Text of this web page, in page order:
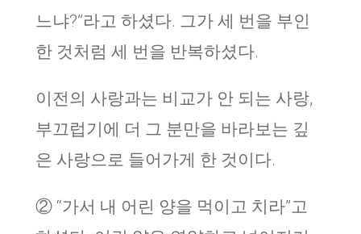
느냐?”라고 하셨다. 그가 세 번을 부인
한 것처럼 세 번을 반복하셨다.
이전의 사랑과는 비교가 안 되는 사랑,
부끄럽기에 더 그 분만을 바라보는 깊
은 사랑으로 들어가게 한 것이다.
② “가서 내 어린 양을 먹이고 치라”고